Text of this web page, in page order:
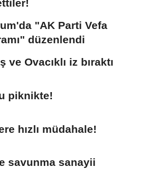
"AK Parti Vefa
düzenlendi
ve Ovacıklı iz bıraktı
piknikte!
hızlı müdahale!
savunma sanayii